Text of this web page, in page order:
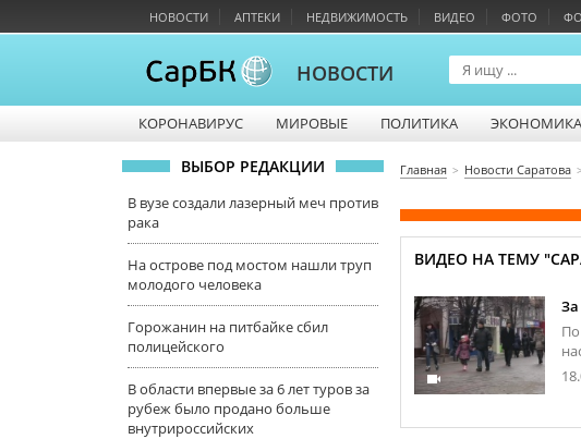
НОВОСТИ АПТЕКИ НЕДВИЖИМОСТЬ ВИДЕО ФОТО
НОВОСТИ
КОРОНАВИРУС МИРОВЫЕ ПОЛИТИКА ЭКОНОМИКА
ВЫБОР РЕДАКЦИИ
В вузе создали лазерный меч против
рака
На острове под мостом нашли труп
молодого человека
Горожанин на питбайке сбил
полицейского
В области впервые за 6 лет туров за
рубеж было продано больше
внутрироссийских
Главная Новости Саратова
ВИДЕО НА ТЕМУ